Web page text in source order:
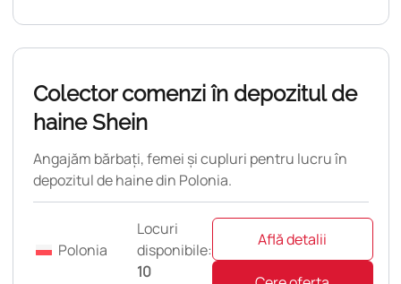
Colector comenzi în depozitul de
haine Shein
Angajăm bărbați, femei și cupluri pentru lucru în
depozitul de haine din Polonia.
Polonia
Locuri
disponibile:
10
Află detalii